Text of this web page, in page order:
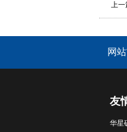
上一
网
友
华星